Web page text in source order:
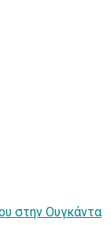
στην Ουγκάντα